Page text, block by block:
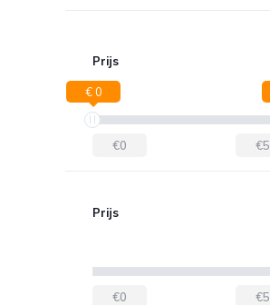
Prijs
€ 0
€0 €5
Prijs
€0 €5